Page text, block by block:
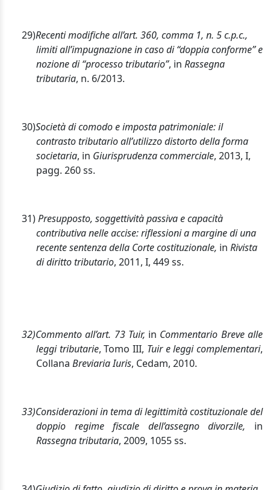
29)Recenti modifiche all’art. 360, comma 1, n. 5 c.p.c.,
limiti all’impugnazione in caso di “doppia conforme” e
nozione di “processo tributario”, in Rassegna
tributaria, n. 6/2013.
30)Società di comodo e imposta patrimoniale: il
contrasto tributario all’utilizzo distorto della forma
societaria, in Giurisprudenza commerciale, 2013, I,
pagg. 260 ss.
31)Presupposto, soggettività passiva e capacità
contributiva nelle accise: riflessioni a margine di una
recente sentenza della Corte costituzionale, in Rivista
di diritto tributario, 2011, I, 449 ss.
32)Commento all’art. 73 Tuir, in Commentario Breve alle
leggi tributarie, Tomo III, Tuir e leggi complementari,
Collana Breviaria Iuris, Cedam, 2010.
33)Considerazioni in tema di legittimità costituzionale del
doppio regime fiscale dell’assegno divorzile, in
Rassegna tributaria, 2009, 1055 ss.